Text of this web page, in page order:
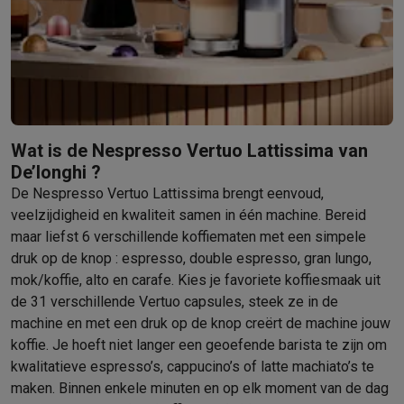
Barbecues
Elektrische barbecues
Koude drankenJuicersBruiswatermachines Waterfilterkannen
KookgereiPannenKookpotten Keukenweegschalen
WafelijzersIjsmachinesPannenkoekenmakers
BinnentuinKruidenCompost machines
StofzuigenStofzuigersRobotstofzuigersSteelstofzuigers
RobotsRobotstofzuigers
SchoonmakenVloerreinigersStoomreinigersTapijtreinigers
StrijkenStoomgeneratorsStrijkijzersKledingstomersActieve
NaaienNaaimachinesAccessoires
VerkoelenMobiele airco’sAircoolers Ventilators Accessoires
LuchtbehandelingLuchtreinigersLuchtbevochtigers
VerwarmenElektrische verwarmingElektrische dekens
Wassen & drogen
Wasmachines Droogkasten
Wasmachine en
Huisdieren
Automatische voerbak Automatische kattenbak
Beauty & gezondheid
Wat is de Nespresso Vertuo Lattissima van
De’longhi ?
De Nespresso Vertuo Lattissima brengt eenvoud,
veelzijdigheid en kwaliteit samen in één machine. Bereid
maar liefst 6 verschillende koffiematen met een simpele
druk op de knop : espresso, double espresso, gran lungo,
mok/koffie, alto en carafe. Kies je favoriete koffiesmaak uit
de 31 verschillende Vertuo capsules, steek ze in de
machine en met een druk op de knop creërt de machine jouw
koffie. Je hoeft niet langer een geoefende barista te zijn om
kwalitatieve espresso’s, cappucino’s of latte machiato’s te
maken. Binnen enkele minuten en op elk moment van de dag